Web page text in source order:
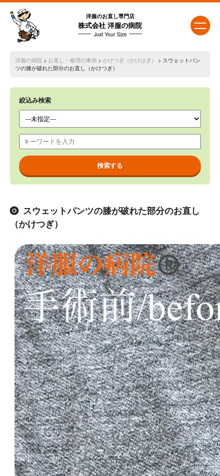
洋服のお直し専門店
株式会社 洋服の病院
Just Your Size
洋服の病院 > お直し・修理の事例 > かけつぎ（かけはぎ）
> スウェットパン
ツの膝が破れた部分のお直し（かけつぎ）
絞込み検索
スウェットパンツの膝が破れた部分のお直し
（かけつぎ）